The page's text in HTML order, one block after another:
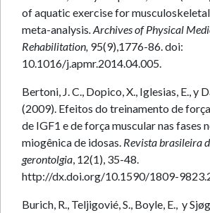
of aquatic exercise for
meta-analysis. Archives of Physical
Rehabilitation, 95(9),1776-86. doi:
10.1016/j.apmr.2014.04.005.
Bertoni, J. C., Dopico, X., Iglesias, E., y
(2009). Efeitos do treinamento de
de IGF1 e de força muscular nas fases
miogênica de idosas. Revista brasileira
gerontolgia, 12(1), 35-48.
http://dx.doi.org/10.1590/1809-
Burich, R., Teljigovié, S., Boyle, E., y